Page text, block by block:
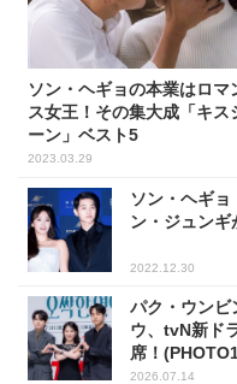
ソン・ヘギョの本業はロマ
ス女王！その集大成「キス
ーン」ベスト5
2023.03.29
ソン・ヘギ
ン・ジュン
2022.12.30
パク・ウンビ
ウ、tvN新ド
席！
2026.07.14